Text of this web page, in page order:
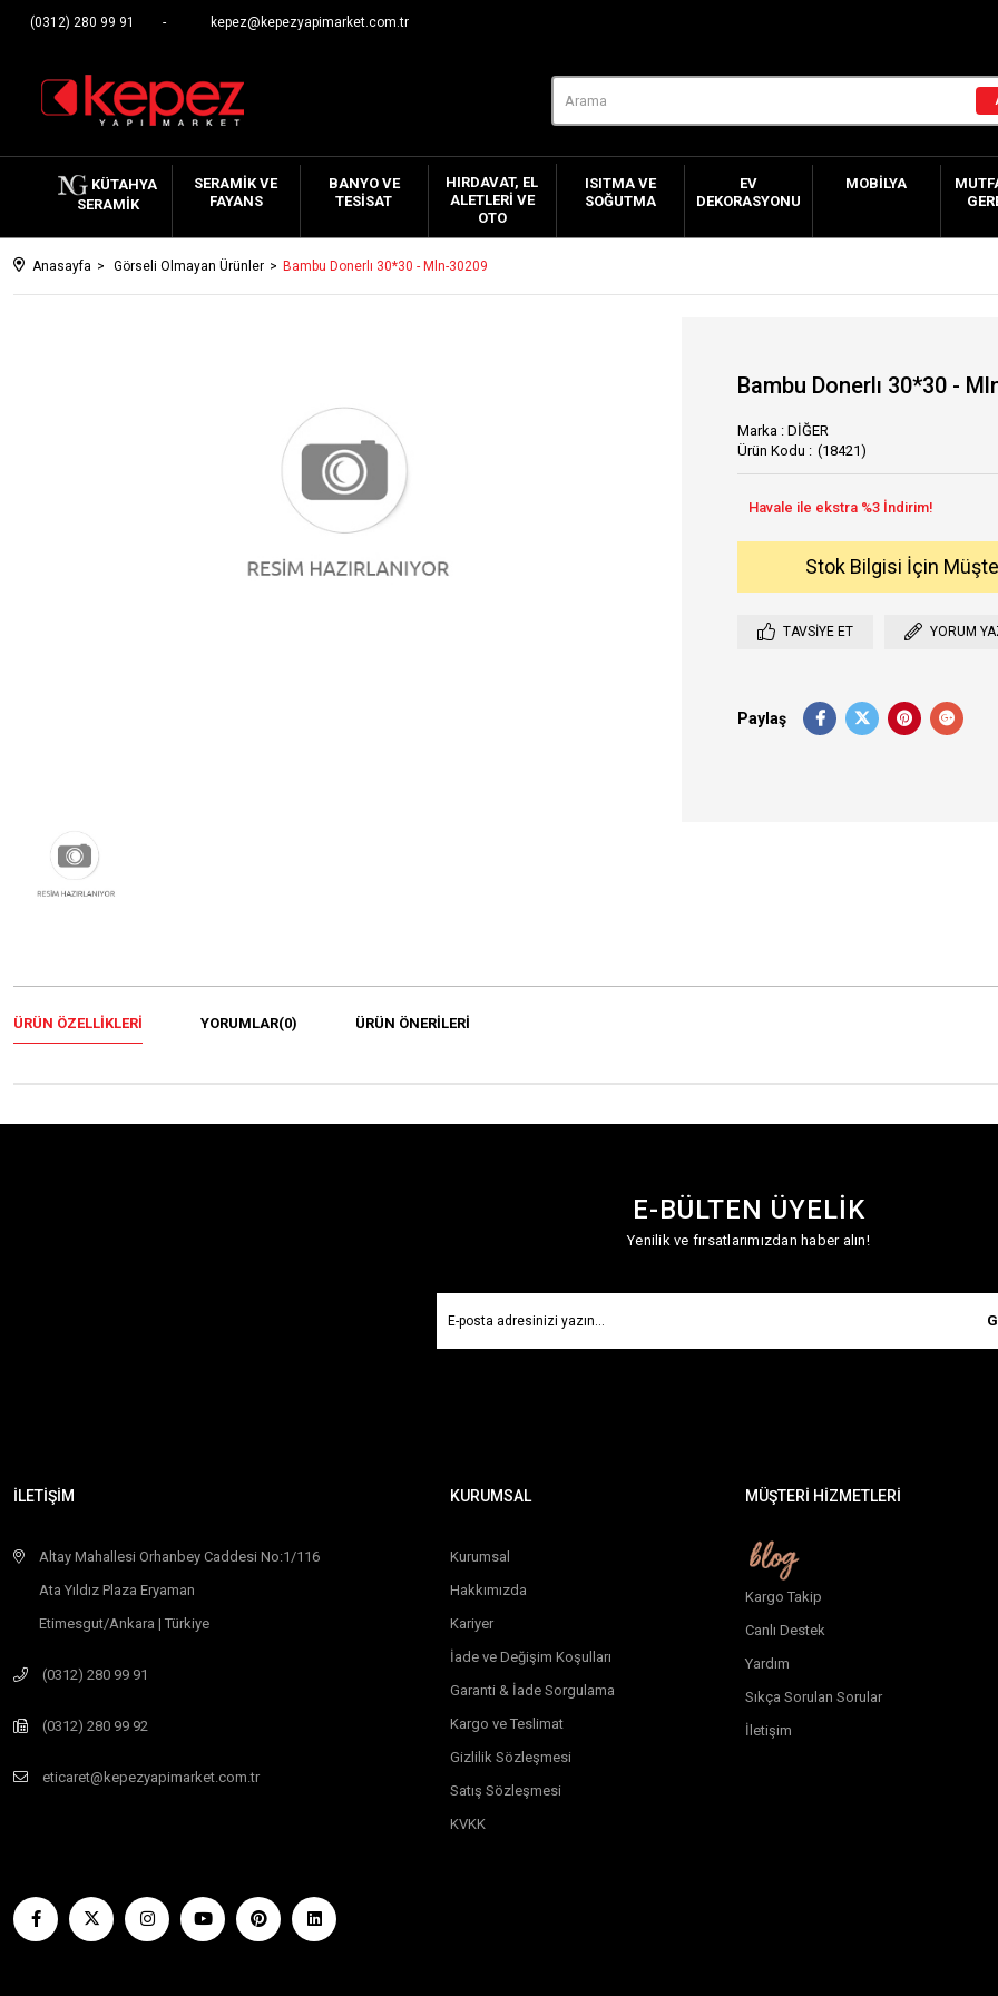
(0312) 280 99 91 kepez@kepezyapimarket.com.tr
KÜTAHYA
SERAMIK
SERAMIK VE
FAYANS
BANYO VE
TESISAT
HIRDAVAT, EL
ALETLERI VE
OTO
ISITMA VE
SOĞUTMA
EV
DEKORASYONU
MOBILYA
Anasayfa Görseli Olmayan Ürünler Bambu Donerlı 30*30 - Mln-30209
Bambu Donerlı 30*30 -
Marka : DİĞER
(18421)
Stok Bilgisi İçin
TAVSIYE ET YORUM
Paylaş
ÜRÜN ÖZELLIKLERI YORUMLAR(0) ÜRÜN ÖNERILERI
E-BÜLTEN ÜYELİK
Yenilik ve fırsatlarımızdan haber alın!
İLETİŞİM
Altay Mahallesi Orhanbey Caddesi No:1/116
Ata Yıldız Plaza Eryaman
Etimesgut/Ankara | Türkiye
(0312) 280 99 91
(0312) 280 99 92
eticaret@kepezyapimarket.com.tr
KURUMSAL
Kurumsal
Hakkımızda
Kariyer
İade ve Değişim Koşulları
Garanti & İade Sorgulama
Kargo ve Teslimat
Gizlilik Sözleşmesi
Satış Sözleşmesi
KVKK
MÜŞTERİ HİZMETLERİ
Kargo Takip
Canlı Destek
Yardım
Sıkça Sorulan Sorular
İletişim